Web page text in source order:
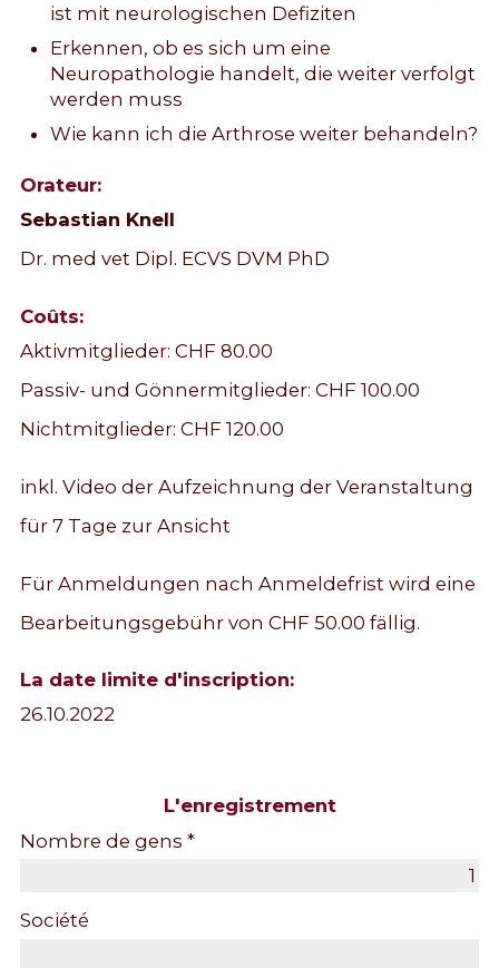
ist mit neurologischen Defiziten
Erkennen, ob es sich um eine
Neuropathologie handelt, die weiter verfolgt
werden muss
Wie kann ich die Arthrose weiter behandeln?
Orateur:
Sebastian Knell
Dr. med vet Dipl. ECVS DVM PhD
Coûts:
Aktivmitglieder: CHF 80.00
Passiv- und Gönnermitglieder: CHF 100.00
Nichtmitglieder: CHF 120.00
inkl. Video der Aufzeichnung der Veranstaltung
für 7 Tage zur Ansicht
Für Anmeldungen nach Anmeldefrist wird eine
Bearbeitungsgebühr von CHF 50.00 fällig.
La date limite d'inscription:
26.10.2022
L'enregistrement
Nombre de gens *
Société